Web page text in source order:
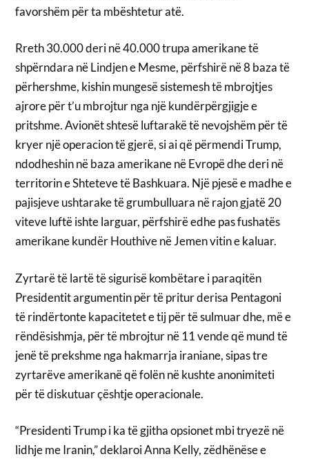
favorshëm për ta mbështetur atë.
Rreth 30.000 deri në 40.000 trupa amerikane të
shpërndara në Lindjen e Mesme, përfshirë në 8 baza të
përhershme, kishin mungesë sistemesh të mbrojtjes
ajrore për t’u mbrojtur nga një kundërpërgjigje e
pritshme. Avionët shtesë luftarakë të nevojshëm për të
kryer një operacion të gjerë, si ai që përmendi Trump,
ndodheshin në baza amerikane në Evropë dhe deri në
territorin e Shteteve të Bashkuara. Një pjesë e madhe e
pajisjeve ushtarake të grumbulluara në rajon gjatë 20
viteve luftë ishte larguar, përfshirë edhe pas fushatës
amerikane kundër Houthive në Jemen vitin e kaluar.
Zyrtarë të lartë të sigurisë kombëtare i paraqitën
Presidentit argumentin për të pritur derisa Pentagoni
të rindërtonte kapacitetet e tij për të sulmuar dhe, më e
rëndësishmja, për të mbrojtur në 11 vende që mund të
jenë të prekshme nga hakmarrja iraniane, sipas tre
zyrtarëve amerikanë që folën në kushte anonimiteti
për të diskutuar çështje operacionale.
“Presidenti Trump i ka të gjitha opsionet mbi tryezë në
lidhje me Iranin,” deklaroi Anna Kelly, zëdhënëse e